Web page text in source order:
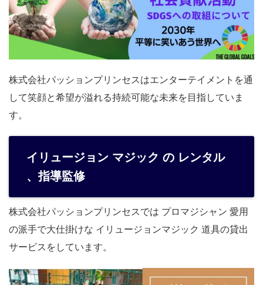
株式会社パッションプリンセスはエンターテイメントを通
して笑顔と希望が溢れる持続可能な未来を目指していま
す。
イリュージョン マジック の レンタル
、指導監修
株式会社パッションプリンセスでは プロマジシャン 愛用
の派手で大仕掛けな イリュージョンマジック 道具の貸出
サービスをしています。